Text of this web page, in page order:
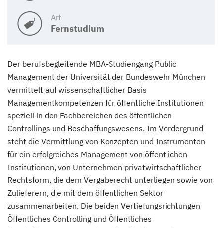
Art
Fernstudium
Der berufsbegleitende MBA-Studiengang Public
Management der Universität der Bundeswehr München
vermittelt auf wissenschaftlicher Basis
Managementkompetenzen für öffentliche Institutionen
speziell in den Fachbereichen des öffentlichen
Controllings und Beschaffungswesens. Im Vordergrund
steht die Vermittlung von Konzepten und Instrumenten
für ein erfolgreiches Management von öffentlichen
Institutionen, von Unternehmen privatwirtschaftlicher
Rechtsform, die dem Vergaberecht unterliegen sowie von
Zulieferern, die mit dem öffentlichen Sektor
zusammenarbeiten. Die beiden Vertiefungsrichtungen
Öffentliches Controlling und Öffentliches